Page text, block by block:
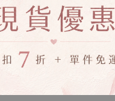
、韓國售完為止，如下單
價格是浮動的，若遇到缺
若您想要知道即時貨況還